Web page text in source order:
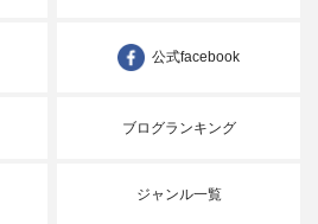
公式facebook
ブログランキング
ジャンル一覧